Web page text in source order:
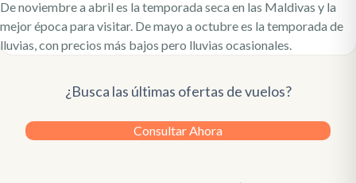
De noviembre a abril es la temporada seca en las Maldivas y la
mejor época para visitar. De mayo a octubre es la temporada de
lluvias, con precios más bajos pero lluvias ocasionales.
¿Busca las últimas ofertas de vuelos?
Consultar Ahora